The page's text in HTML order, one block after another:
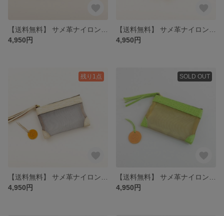
4,950円
4,950円
残り1点
4,950円
SOLD OUT
4,950円